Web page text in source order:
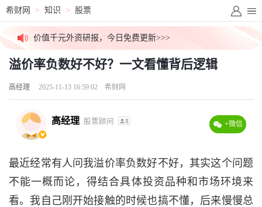
希财网 > 知识 > 股票
外媒视角解盘，看透主力资金>>>
价值千元外资研报，今日免费更新>>>
高盛/大摩内部PDF，无删减下载>>>
高价稀缺资源群，最后10个名额>>>
外媒视角解盘，看透主力资金>>>
溢价率负数好不好？一文看懂背后逻辑
高经理 2025-11-13 16:59:02 希财网
高经理 股票顾问 +微信
最近经常有人问我溢价率负数好不好，其实这个问题
不能一概而论，得结合具体投资品种和市场环境来
看。我自己刚开始接触的时候也搞不懂，后来慢慢总